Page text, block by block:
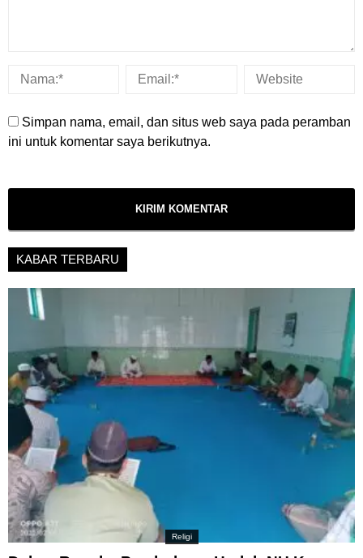
Simpan nama, email, dan situs web saya pada peramban
ini untuk komentar saya berikutnya.
KABAR TERBARU
Religi